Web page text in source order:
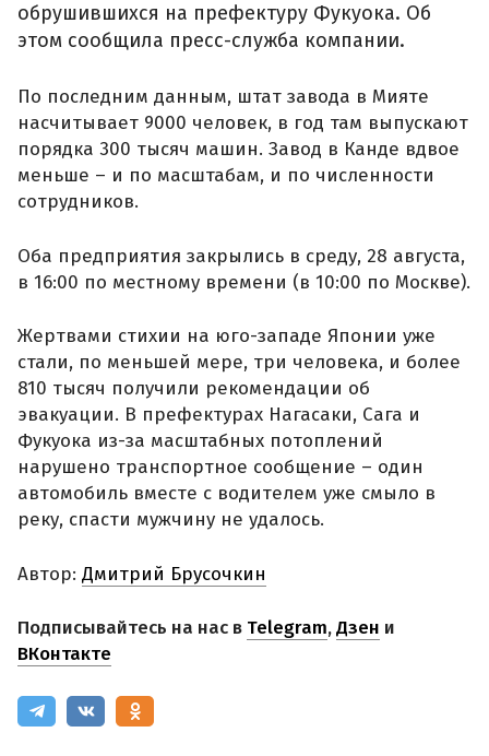
обрушившихся на префектуру Фукуока. Об
этом сообщила пресс-служба компании.
По последним данным, штат завода в Мияте
насчитывает 9000 человек, в год там выпускают
порядка 300 тысяч машин. Завод в Канде вдвое
меньше – и по масштабам, и по численности
сотрудников.
Оба предприятия закрылись в среду, 28 августа,
в 16:00 по местному времени (в 10:00 по Москве).
Жертвами стихии на юго-западе Японии уже
стали, по меньшей мере, три человека, и более
810 тысяч получили рекомендации об
эвакуации. В префектурах Нагасаки, Сага и
Фукуока из-за масштабных потоплений
нарушено транспортное сообщение – один
автомобиль вместе с водителем уже смыло в
реку, спасти мужчину не удалось.
Автор: Дмитрий Брусочкин
Подписывайтесь на нас в Telegram,Дзен и
ВКонтакте